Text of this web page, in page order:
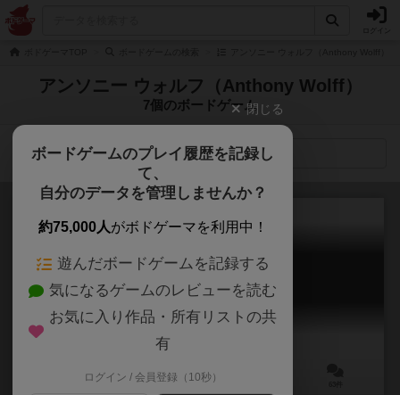
アンソニー ウォルフ（Anthony Wolff）
7個のボードゲーム
検索メニュー
イッツアワンダフルワールド
It's a Wonderful World
30～60分
閉じる
ボードゲームのプレイ履歴を記録し
て、
自分のデータを管理しませんか？
約75,000人がボドゲーマを利用中！
遊んだボードゲームを記録する
気になるゲームのレビューを読む
お気に入り作品・所有リストの共
有
ログイン / 会員登録（10秒）